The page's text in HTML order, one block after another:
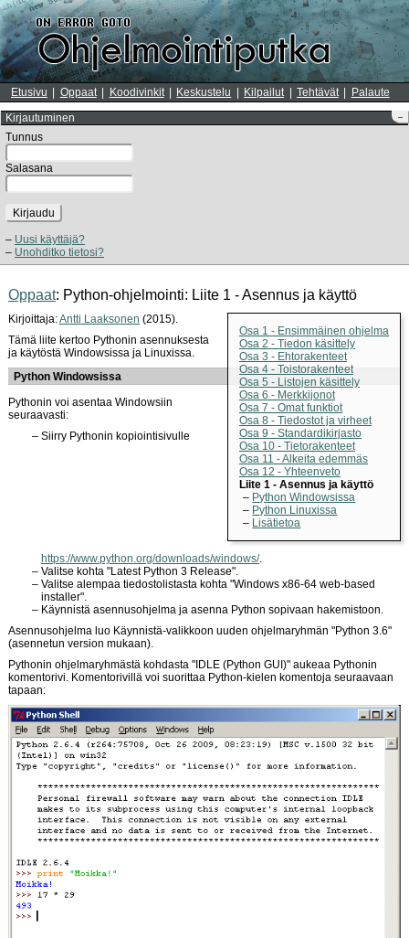
Etusivu Oppaat Koodivinkit Keskustelu Kilpailut Tehtävät Palaute
–
Kirjautuminen
Tunnus
Salasana
Kirjaudu
Uusi käyttäjä?
Unohditko tietosi?
Oppaat: Python-ohjelmointi: Liite 1 - Asennus ja käyttö
Osa 1 - Ensimmäinen ohjelma
Osa 2 - Tiedon käsittely
Osa 3 - Ehtorakenteet
Osa 4 - Toistorakenteet
Osa 5 - Listojen käsittely
Osa 6 - Merkkijonot
Osa 7 - Omat funktiot
Osa 8 - Tiedostot ja virheet
Osa 9 - Standardikirjasto
Osa 10 - Tietorakenteet
Osa 11 - Alkeita edemmäs
Osa 12 - Yhteenveto
Liite 1 - Asennus ja käyttö
Python Windowsissa
Python Linuxissa
Lisätietoa
Kirjoittaja:Antti Laaksonen (2015).
Tämä liite kertoo Pythonin asennuksesta
ja käytöstä Windowsissa ja Linuxissa.
Python Windowsissa
Pythonin voi asentaa Windowsiin
seuraavasti:
Siirry Pythonin kopiointisivulle
https://www.python.org/downloads/windows/.
Valitse kohta "Latest Python 3 Release".
Valitse alempaa tiedostolistasta kohta "Windows x86-64 web-based
installer".
Käynnistä asennusohjelma ja asenna Python sopivaan hakemistoon.
Asennusohjelma luo Käynnistä-valikkoon uuden ohjelmaryhmän "Python 3.6"
(asennetun version mukaan).
Pythonin ohjelmaryhmästä kohdasta "IDLE (Python GUI)" aukeaa Pythonin
komentorivi. Komentorivillä voi suorittaa Python-kielen komentoja seuraavaan
tapaan: